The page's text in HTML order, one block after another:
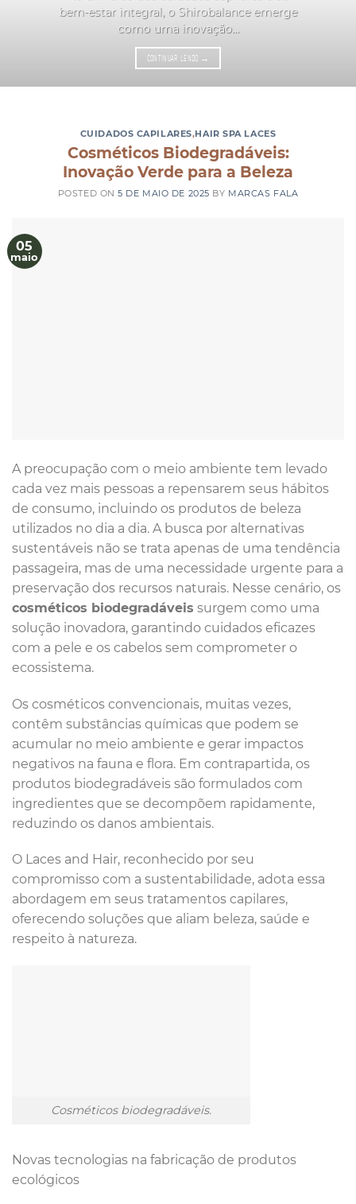
bem-estar integral, o Shirobalance emerge
como uma inovação...
CONTINUAR LENDO →
CUIDADOS CAPILARES,HAIR SPA LACES
Cosméticos Biodegradáveis:
Inovação Verde para a Beleza
POSTED ON5 DE MAIO DE 2025 BY MARCAS FALA
05
maio
A preocupação com o meio ambiente tem levado
cada vez mais pessoas a repensarem seus hábitos
de consumo, incluindo os produtos de beleza
utilizados no dia a dia. A busca por alternativas
sustentáveis não se trata apenas de uma tendência
passageira, mas de uma necessidade urgente para a
preservação dos recursos naturais. Nesse cenário, os
cosméticos biodegradáveis surgem como uma
solução inovadora, garantindo cuidados eficazes
com a pele e os cabelos sem comprometer o
ecossistema.
Os cosméticos convencionais, muitas vezes,
contêm substâncias químicas que podem se
acumular no meio ambiente e gerar impactos
negativos na fauna e flora. Em contrapartida, os
produtos biodegradáveis são formulados com
ingredientes que se decompõem rapidamente,
reduzindo os danos ambientais.
O Laces and Hair, reconhecido por seu
compromisso com a sustentabilidade, adota essa
abordagem em seus tratamentos capilares,
oferecendo soluções que aliam beleza, saúde e
respeito à natureza.
Cosméticos biodegradáveis.
Novas tecnologias na fabricação de produtos
ecológicos